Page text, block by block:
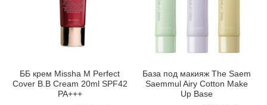
ББ крем Missha M Perfect
Cover B.B Cream 20ml SPF42
PA+++
База под макияж The Saem
Saemmul Airy Cotton Make
Up Base